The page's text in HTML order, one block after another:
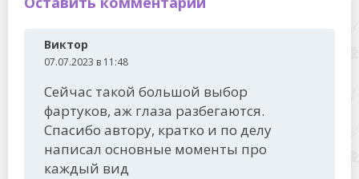
Виктор
07.07.2023 в 11:48
Сейчас такой большой выбор
фартуков, аж глаза разбегаются.
Спасибо автору, кратко и по делу
написал основные моменты про
каждый вид